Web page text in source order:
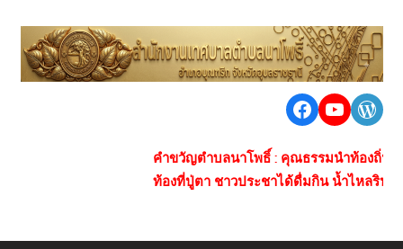
content
ยา
Facebook
https://
คำขวัญตำบลนาโพธิ์ : คุณธรรมนำท้องถิ่น ของกิ
ท้องที่ปู่ตา ชาวประชาได้ดื่มกิน น้ำไหลรินสร้างซับ